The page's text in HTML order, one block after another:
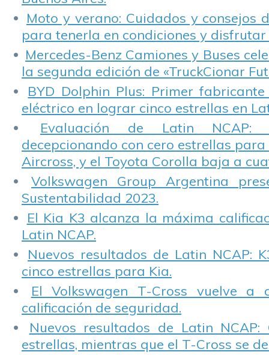
Moto y verano: Cuidados y consejos
para tenerla en condiciones y disfrutar
Mercedes-Benz Camiones y Buses
la segunda edición de «TruckCionar
BYD Dolphin Plus: Primer
eléctrico en lograr cinco estrellas en
Evaluación de Latin NCAP:
decepcionando con cero estrellas para
Aircross, y el Toyota Corolla baja a
Volkswagen Group Argentina
Sustentabilidad 2023.
El Kia K3 alcanza la máxima
Latin NCAP.
Nuevos resultados de Latin NCAP:
cinco estrellas para Kia.
El Volkswagen T-Cross vuelve a
calificación de seguridad.
Nuevos resultados de Latin NCAP:
estrellas, mientras que el T-Cross se